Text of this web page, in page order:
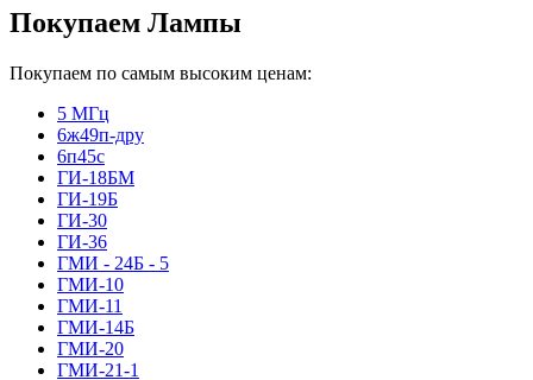
Покупаем Лампы
Покупаем по самым высоким ценам:
5 МГц
6ж49п-дру
6п45с
ГИ-18БМ
ГИ-19Б
ГИ-30
ГИ-36
ГМИ - 24Б - 5
ГМИ-10
ГМИ-11
ГМИ-14Б
ГМИ-20
ГМИ-21-1